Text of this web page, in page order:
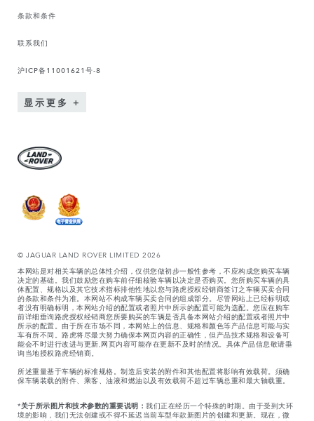
条款和条件
联系我们
沪ICP备11001621号-8
显示更多
© JAGUAR LAND ROVER LIMITED 2026
本网站是对相关车辆的总体性介绍，仅供您做初步一般性参考，不应构成您购买车辆
决定的基础。我们鼓励您在购车前仔细核验车辆以决定是否购买。您所购买车辆的具
体配置、规格以及其它技术指标排他性地以您与路虎授权经销商签订之车辆买卖合同
的条款和条件为准。本网站不构成车辆买卖合同的组成部分。尽管网站上已经标明或
者没有明确标明，本网站介绍的配置或者照片中所示的配置可能为选配。您应在购车
前详细垂询路虎授权经销商您所要购买的车辆是否具备本网站介绍的配置或者照片中
所示的配置。由于所在市场不同，本网站上的信息、规格和颜色等产品信息可能与实
车有所不同。路虎将尽最大努力确保本网页内容的正确性，但产品技术规格和设备可
能会不时进行改进与更新,网页内容可能存在更新不及时的情况。具体产品信息敬请垂
询当地授权路虎经销商。
所述重量基于车辆的标准规格。制造后安装的附件和其他配置将影响有效载荷。须确
保车辆装载的附件、乘客、油液和燃油以及有效载荷不超过车辆总重和最大轴载重。
*关于所示图片和技术参数的重要说明： 我们正在经历一个特殊的时期。由于受到大环
境的影响，我们无法创建或不得不延迟当前车型年款新图片的创建和更新。现在，微